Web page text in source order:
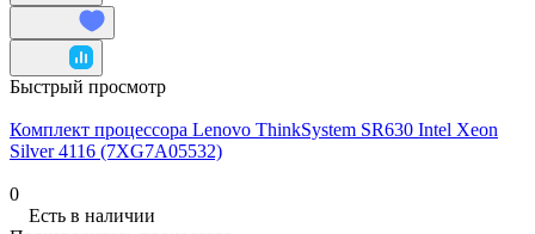
Быстрый просмотр
Комплект процессора Lenovo ThinkSystem SR630 Intel Xeon
Silver 4116 (7XG7A05532)
0
Есть в наличии